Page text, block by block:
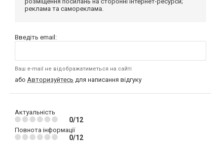
реклама та самореклама.
Введіть email:
Ваш e-mail не відображатиметься на сайті
або Авторизуйтесь для написання відгуку
Актуальність
0/12
Повнота інформації
0/12